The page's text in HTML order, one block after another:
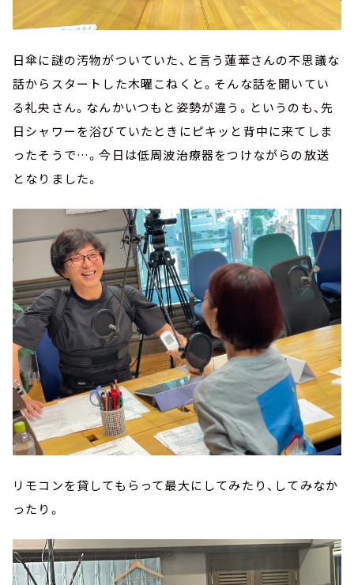
日傘に謎の汚物がついていた、と言う蓮華さんの不思議な
話からスタートした木曜こねくと。そんな話を聞いてい
る礼央さん。なんかいつもと姿勢が違う。というのも、先
日シャワーを浴びていたときにピキッと背中に来てしま
ったそうで…。今日は低周波治療器をつけながらの放送
となりました。
リモコンを貸してもらって最大にしてみたり、してみなか
ったり。